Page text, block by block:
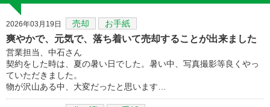
2026年03月19日 売却 お手紙
爽やかで、元気で、落ち着いて売却することが出来ました
営業担当、中石さん
契約をした時は、夏の暑い日でした。暑い中、写真撮影等良くやっ
ていただきました。
物が沢山ある中、大変だったと思います…